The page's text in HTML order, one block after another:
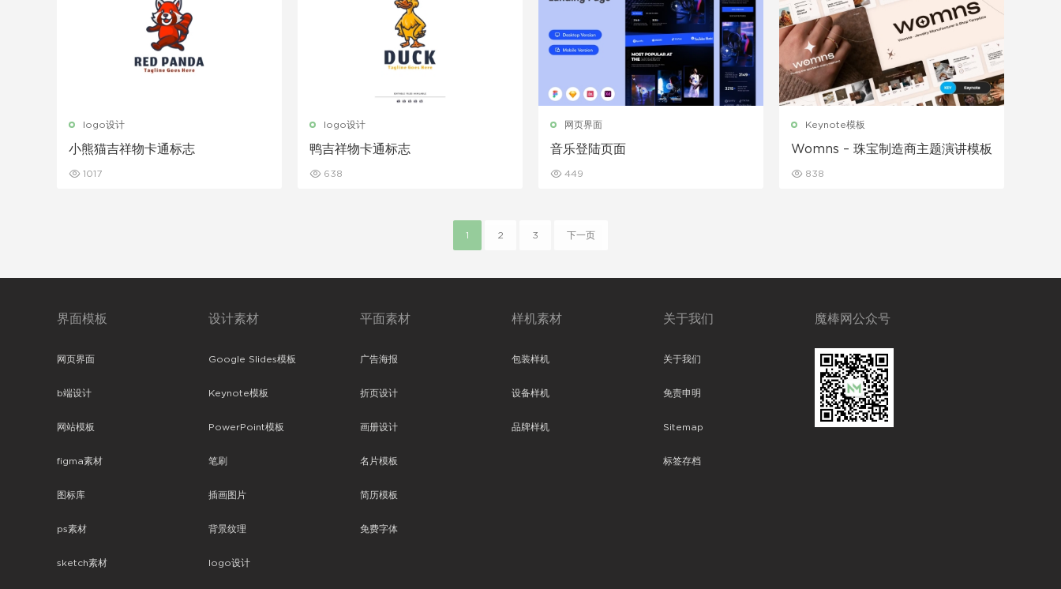
logo设计
小熊猫吉祥物卡通标志
1017
logo设计
鸭吉祥物卡通标志
638
网页界面
音乐登陆页面
449
Keynote模板
Womns – 珠宝制造商主题演讲模板
838
1 2 3 下一页
界面模板
网页界面
b端设计
网站模板
figma素材
图标库
ps素材
sketch素材
设计素材
Google Slides模板
Keynote模板
PowerPoint模板
笔刷
插画图片
背景纹理
logo设计
平面素材
广告海报
折页设计
画册设计
名片模板
简历模板
免费字体
样机素材
包装样机
设备样机
品牌样机
关于我们
关于我们
免责申明
Sitemap
标签存档
魔棒网公众号